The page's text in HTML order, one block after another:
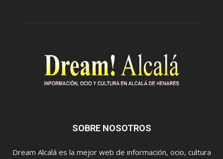
SOBRE NOSOTROS
Dream Alcalá es la mejor web de información, ocio, cultura